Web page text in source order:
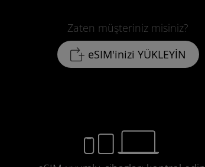
Zaten müşteriniz misiniz?
eSIM'inizi YÜKLEYİN